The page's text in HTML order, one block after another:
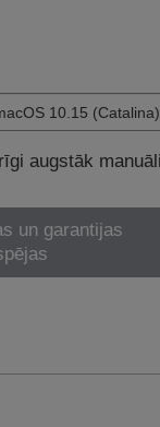
augstāk
un garantijas